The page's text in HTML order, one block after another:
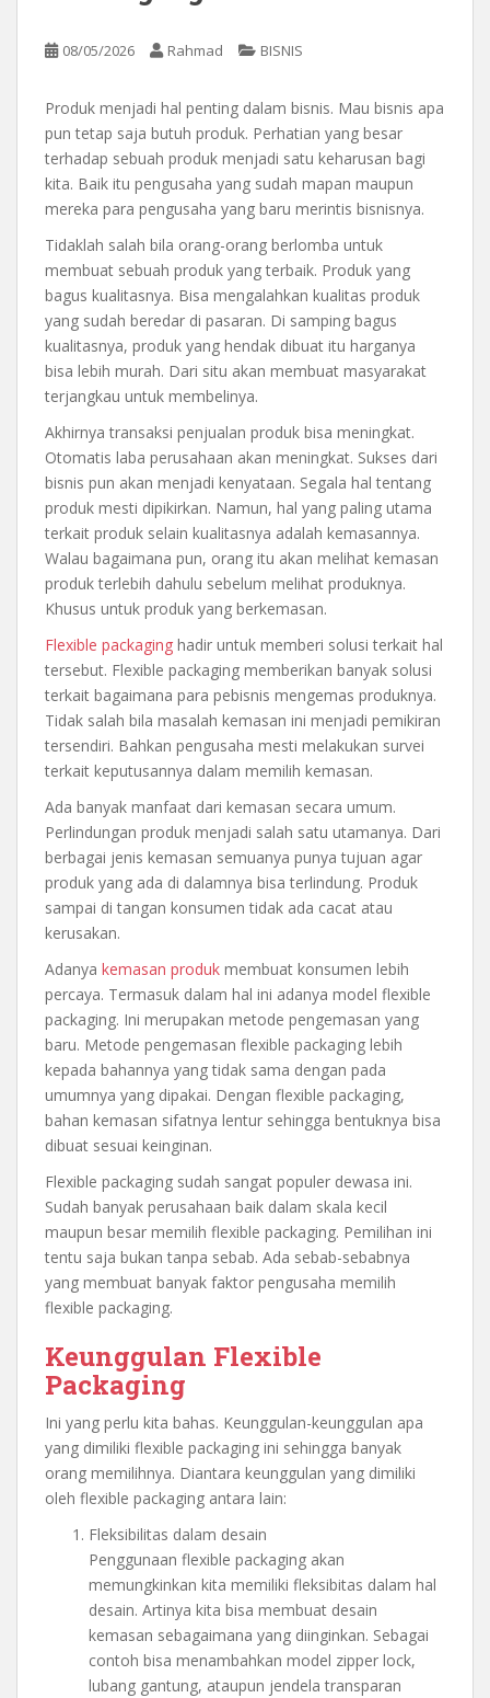
08/05/2026 Rahmad BISNIS
Produk menjadi hal penting dalam bisnis. Mau bisnis apa
pun tetap saja butuh produk. Perhatian yang besar
terhadap sebuah produk menjadi satu keharusan bagi
kita. Baik itu pengusaha yang sudah mapan maupun
mereka para pengusaha yang baru merintis bisnisnya.
Tidaklah salah bila orang-orang berlomba untuk
membuat sebuah produk yang terbaik. Produk yang
bagus kualitasnya. Bisa mengalahkan kualitas produk
yang sudah beredar di pasaran. Di samping bagus
kualitasnya, produk yang hendak dibuat itu harganya
bisa lebih murah. Dari situ akan membuat masyarakat
terjangkau untuk membelinya.
Akhirnya transaksi penjualan produk bisa meningkat.
Otomatis laba perusahaan akan meningkat. Sukses dari
bisnis pun akan menjadi kenyataan. Segala hal tentang
produk mesti dipikirkan. Namun, hal yang paling utama
terkait produk selain kualitasnya adalah kemasannya.
Walau bagaimana pun, orang itu akan melihat kemasan
produk terlebih dahulu sebelum melihat produknya.
Khusus untuk produk yang berkemasan.
Flexible packaging hadir untuk memberi solusi terkait hal
tersebut. Flexible packaging memberikan banyak solusi
terkait bagaimana para pebisnis mengemas produknya.
Tidak salah bila masalah kemasan ini menjadi pemikiran
tersendiri. Bahkan pengusaha mesti melakukan survei
terkait keputusannya dalam memilih kemasan.
Ada banyak manfaat dari kemasan secara umum.
Perlindungan produk menjadi salah satu utamanya. Dari
berbagai jenis kemasan semuanya punya tujuan agar
produk yang ada di dalamnya bisa terlindung. Produk
sampai di tangan konsumen tidak ada cacat atau
kerusakan.
Adanya kemasan produk membuat konsumen lebih
percaya. Termasuk dalam hal ini adanya model flexible
packaging. Ini merupakan metode pengemasan yang
baru. Metode pengemasan flexible packaging lebih
kepada bahannya yang tidak sama dengan pada
umumnya yang dipakai. Dengan flexible packaging,
bahan kemasan sifatnya lentur sehingga bentuknya bisa
dibuat sesuai keinginan.
Flexible packaging sudah sangat populer dewasa ini.
Sudah banyak perusahaan baik dalam skala kecil
maupun besar memilih flexible packaging. Pemilihan ini
tentu saja bukan tanpa sebab. Ada sebab-sebabnya
yang membuat banyak faktor pengusaha memilih
flexible packaging.
Keunggulan Flexible
Packaging
Ini yang perlu kita bahas. Keunggulan-keunggulan apa
yang dimiliki flexible packaging ini sehingga banyak
orang memilihnya. Diantara keunggulan yang dimiliki
oleh flexible packaging antara lain:
Fleksibilitas dalam desain
Penggunaan flexible packaging akan
memungkinkan kita memiliki fleksibitas dalam hal
desain. Artinya kita bisa membuat desain
kemasan sebagaimana yang diinginkan. Sebagai
contoh bisa menambahkan model zipper lock,
lubang gantung, ataupun jendela transparan